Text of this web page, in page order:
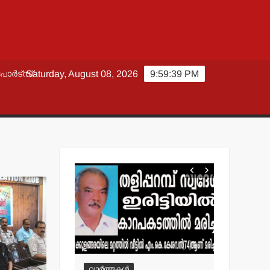
9:59:40 PM
Saturday, August 08, 2026